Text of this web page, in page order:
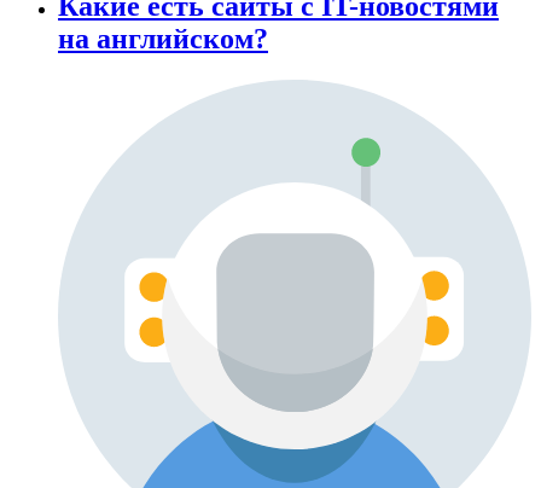
Какие есть сайты с IT-новостями
на английском?